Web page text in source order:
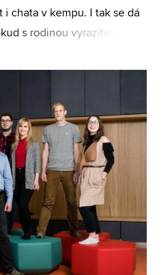
i chata v kempu. I tak se dá
s rodinou vyrazíte do
S Pavlem Zikmundem z